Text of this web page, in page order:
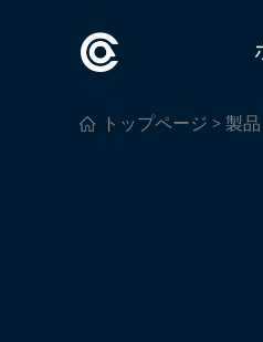
トップページ>製品